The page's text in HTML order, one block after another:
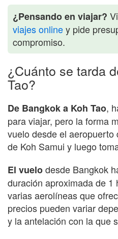
¿Pensando en viajar?
viajes onliney pide
compromiso.
¿Cuánto se tarda
Tao?
De Bangkok a Koh Tao,
para viajar, pero la forma
vuelo desde el
de Koh Samui y luego
El vuelodesde Bangkok
duración aproximada de 1
varias aerolíneas que
precios pueden variar
y la antelación con la que